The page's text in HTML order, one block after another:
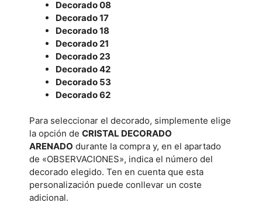
Decorado 08
Decorado 17
Decorado 18
Decorado 21
Decorado 23
Decorado 42
Decorado 53
Decorado 62
Para seleccionar el decorado, simplemente elige
la opción de CRISTAL DECORADO
ARENADO durante la compra y, en el apartado
de «OBSERVACIONES», indica el número del
decorado elegido. Ten en cuenta que esta
personalización puede conllevar un coste
adicional.